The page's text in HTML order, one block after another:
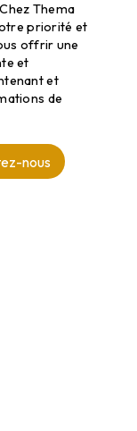
Thema
priorité et
offrir une
et
et
de
nous